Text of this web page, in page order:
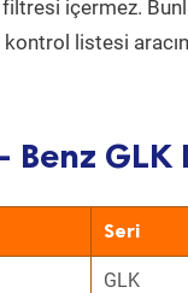
içermez.
listesi
Benz GLK
Seri
GLK